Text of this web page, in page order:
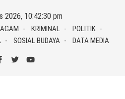
2026, 10:42:30 pm
KRIMINAL
POLITIK
SOSIAL BUDAYA DATA MEDIA